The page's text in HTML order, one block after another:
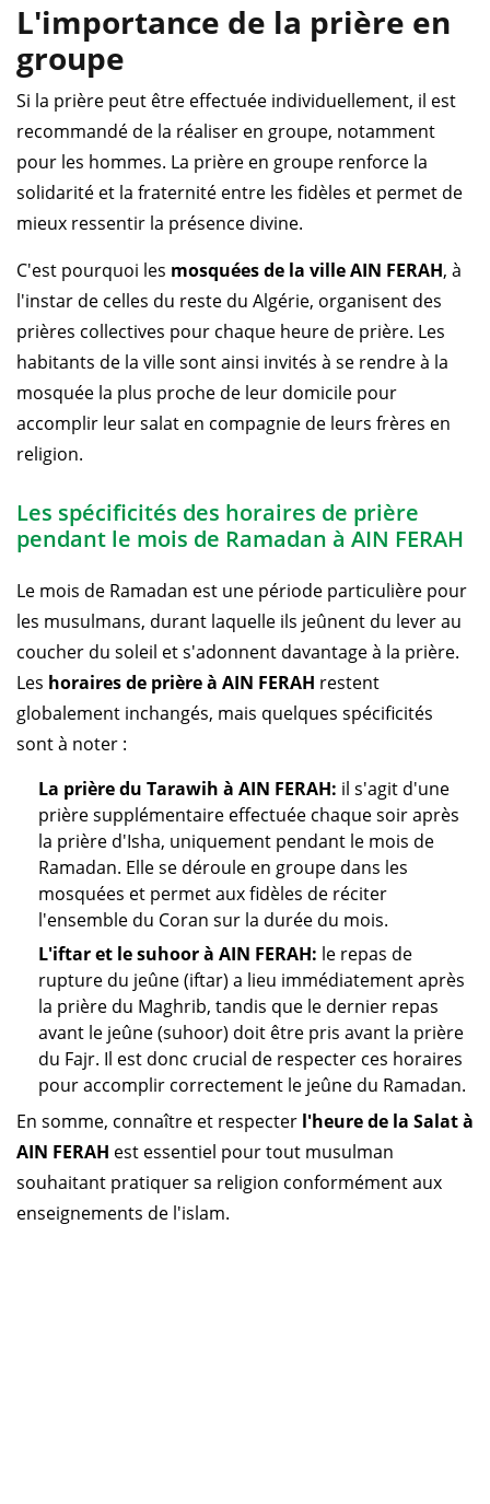
L'importance de la prière en
groupe
Si la prière peut être effectuée individuellement, il est
recommandé de la réaliser en groupe, notamment
pour les hommes. La prière en groupe renforce la
solidarité et la fraternité entre les fidèles et permet de
mieux ressentir la présence divine.
C'est pourquoi les mosquées de la ville AIN FERAH, à
l'instar de celles du reste du Algérie, organisent des
prières collectives pour chaque heure de prière. Les
habitants de la ville sont ainsi invités à se rendre à la
mosquée la plus proche de leur domicile pour
accomplir leur salat en compagnie de leurs frères en
religion.
Les spécificités des horaires de prière
pendant le mois de Ramadan à AIN FERAH
Le mois de Ramadan est une période particulière pour
les musulmans, durant laquelle ils jeûnent du lever au
coucher du soleil et s'adonnent davantage à la prière.
Les horaires de prière à AIN FERAH restent
globalement inchangés, mais quelques spécificités
sont à noter :
La prière du Tarawih à AIN FERAH: il s'agit d'une
prière supplémentaire effectuée chaque soir après
la prière d'Isha, uniquement pendant le mois de
Ramadan. Elle se déroule en groupe dans les
mosquées et permet aux fidèles de réciter
l'ensemble du Coran sur la durée du mois.
L'iftar et le suhoor à AIN FERAH: le repas de
rupture du jeûne (iftar) a lieu immédiatement après
la prière du Maghrib, tandis que le dernier repas
avant le jeûne (suhoor) doit être pris avant la prière
du Fajr. Il est donc crucial de respecter ces horaires
pour accomplir correctement le jeûne du Ramadan.
En somme, connaître et respecter l'heure de la Salat à
AIN FERAH est essentiel pour tout musulman
souhaitant pratiquer sa religion conformément aux
enseignements de l'islam.